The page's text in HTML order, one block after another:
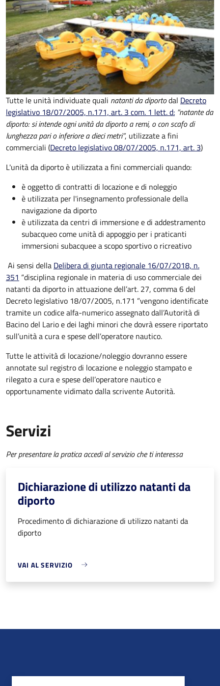
Tutte le unità individuate quali natanti da diportodal Decreto
legislativo 18/07/2005, n.171, art. 3 com. 1 lett. d: ”natante da
diporto: si intende ogni unità da diporto a remi, o con scafo di
lunghezza pari o inferiore a dieci metri”, utilizzate a fini
commerciali (Decreto legislativo 08/07/2005, n.171, art. 3)
L'unità da diporto è utilizzata a fini commerciali quando:
è oggetto di contratti di locazione e di noleggio
è utilizzata per l'insegnamento professionale della
navigazione da diporto
è utilizzata da centri di immersione e di addestramento
subacqueo come unità di appoggio per i praticanti
immersioni subacquee a scopo sportivo o ricreativo
Ai sensi della Delibera di giunta regionale 16/07/2018, n.
351 “disciplina regionale in materia di uso commerciale dei
natanti da diporto in attuazione dell’art. 27, comma 6 del
Decreto legislativo 18/07/2005, n.171 ”vengono identificate
tramite un codice alfa-numerico assegnato dall’Autorità di
Bacino del Lario e dei laghi minori che dovrà essere riportato
sull’unità a cura e spese dell’operatore nautico.
Tutte le attività di locazione/noleggio dovranno essere
annotate sul registro di locazione e noleggio stampato e
rilegato a cura e spese dell’operatore nautico e
opportunamente vidimato dalla scrivente Autorità.
Servizi
Per presentare la pratica accedi al servizio che ti interessa
Dichiarazione di utilizzo natanti da
diporto
Procedimento di dichiarazione di utilizzo natanti da
diporto
VAI AL SERVIZIO